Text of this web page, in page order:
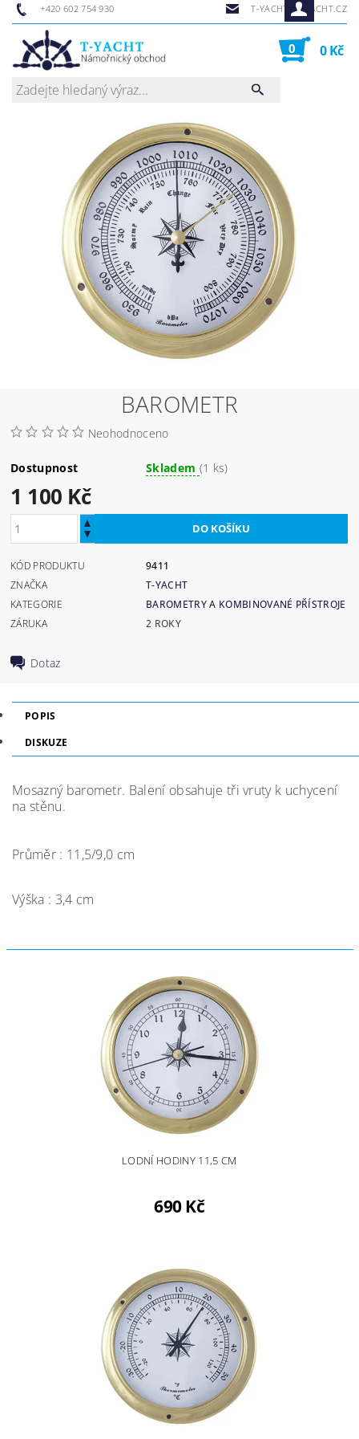
+420 602 754 930 T-YACHT@T-YACHT.CZ
0 0 Kč
BAROMETR
Neohodnoceno
Dostupnost Skladem (1 ks)
1 100 Kč
KÓD PRODUKTU
9411
ZNAČKA
T-YACHT
KATEGORIE
BAROMETRY A KOMBINOVANÉ PŘÍSTROJE
ZÁRUKA
2 ROKY
Dotaz
POPIS
DISKUZE
Mosazný barometr. Balení obsahuje tři vruty k uchycení
na stěnu.
Průměr : 11,5/9,0 cm
Výška : 3,4 cm
LODNÍ HODINY 11,5 CM
690 Kč